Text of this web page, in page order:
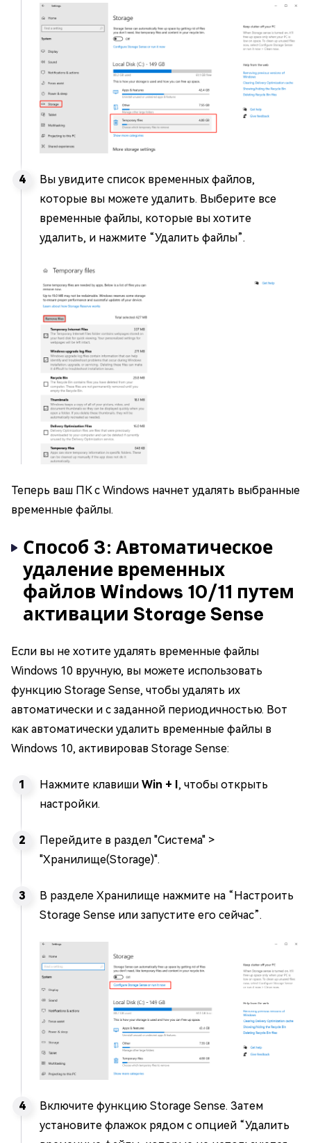
Вы увидите список временных файлов,
которые вы можете удалить. Выберите все
временные файлы, которые вы хотите
удалить, и нажмите “Удалить файлы”.
Теперь ваш ПК с Windows начнет удалять выбранные
временные файлы.
Способ 3: Автоматическое
удаление временных
файлов Windows 10/11 путем
активации Storage Sense
Если вы не хотите удалять временные файлы
Windows 10 вручную, вы можете использовать
функцию Storage Sense, чтобы удалять их
автоматически и с заданной периодичностью. Вот
как автоматически удалить временные файлы в
Windows 10, активировав Storage Sense:
Нажмите клавиши Win + I , чтобы открыть
настройки.
Перейдите в раздел "Система" >
"Хранилище(Storage)".
В разделе Хранилище нажмите на “Настроить
Storage Sense или запустите его сейчас”.
Включите функцию Storage Sense. Затем
установите флажок рядом с опцией “Удалить